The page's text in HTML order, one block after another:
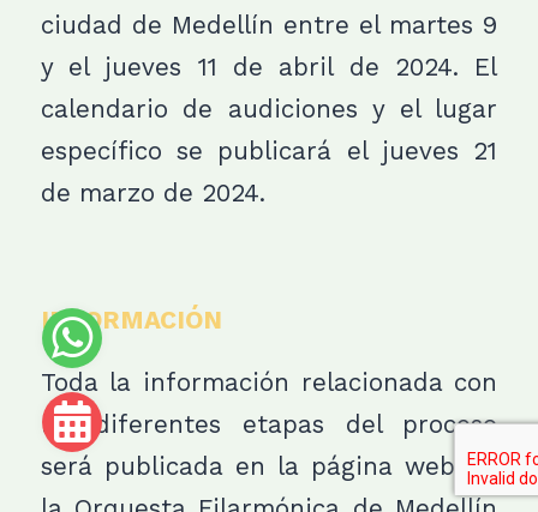
ciudad de Medellín entre el martes 9
y el jueves 11 de abril de 2024. El
calendario de audiciones y el lugar
específico se publicará el jueves 21
de marzo de 2024.
INFORMACIÓN
Toda la información relacionada con
las diferentes etapas del proceso
será publicada en la página web de